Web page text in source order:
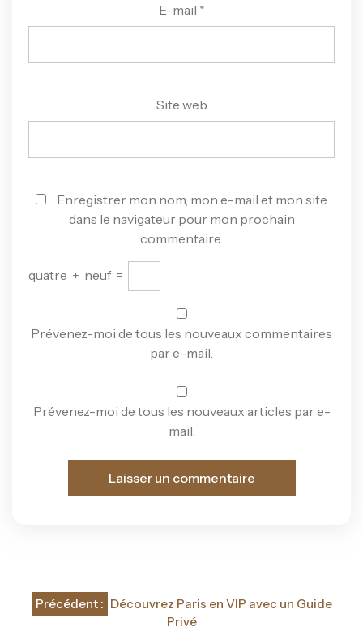
E-mail *
Site web
Enregistrer mon nom, mon e-mail et mon site
dans le navigateur pour mon prochain
commentaire.
quatre + neuf =
Prévenez-moi de tous les nouveaux commentaires
par e-mail.
Prévenez-moi de tous les nouveaux articles par e-
mail.
Navigation
Précédent : Découvrez Paris en VIP avec un Guide
Privé